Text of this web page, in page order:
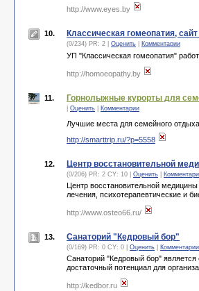
http://www.eyes.by
10. Классическая гомеопатия,
(0/234) PR: 2 | Оценить Комментарии
УП "Классическая гомеопатия"
http://homoeopathy.by
11. Горнолыжные курорты для
Оценить Комментарии
Лучшие места для семейного
http://smarttrip.ru/?p=5558
12. Центр восстановительной
(0/206) PR: 2 CY: 10 | Оценить
Центр восстановительной
лечения, психотерапевтические и
http://www.osteo66.ru/
13. Санаторий "Кедровый бор"
(0/169) PR: 0 CY: 0 | Оценить Комментарии
Санаторий "Кедровый бор"
достаточный потенциал для
http://kedbor.ru